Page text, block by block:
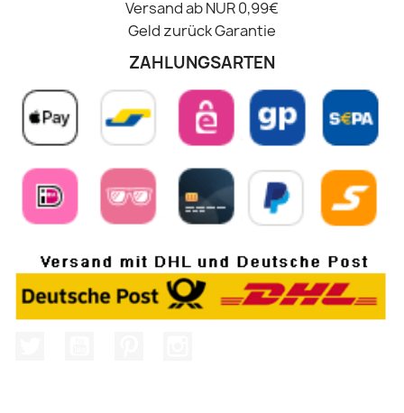
Versand ab NUR 0,99€
Geld zurück Garantie
ZAHLUNGSARTEN